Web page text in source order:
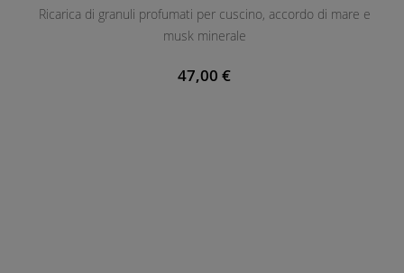
Ricarica di granuli profumati per cuscino, accordo di mare e
musk minerale
47,00 €